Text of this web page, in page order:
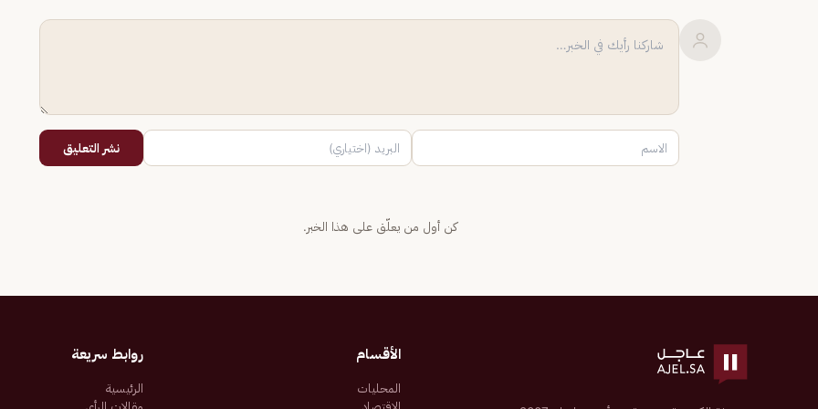
نشر التعليق
كن أول من يعلّق على هذا الخبر.
الأقسام
المحليات
روابط سريعة
الرئيسية